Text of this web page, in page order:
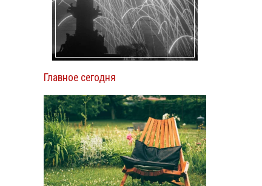
Главное сегодня